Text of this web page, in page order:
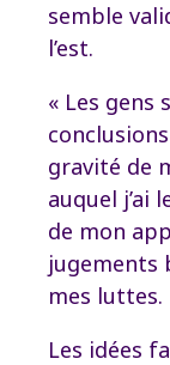
semble
l’est.
« Les gens
gravité de
auquel j’ai
de mon
jugements
mes luttes.
Les idées